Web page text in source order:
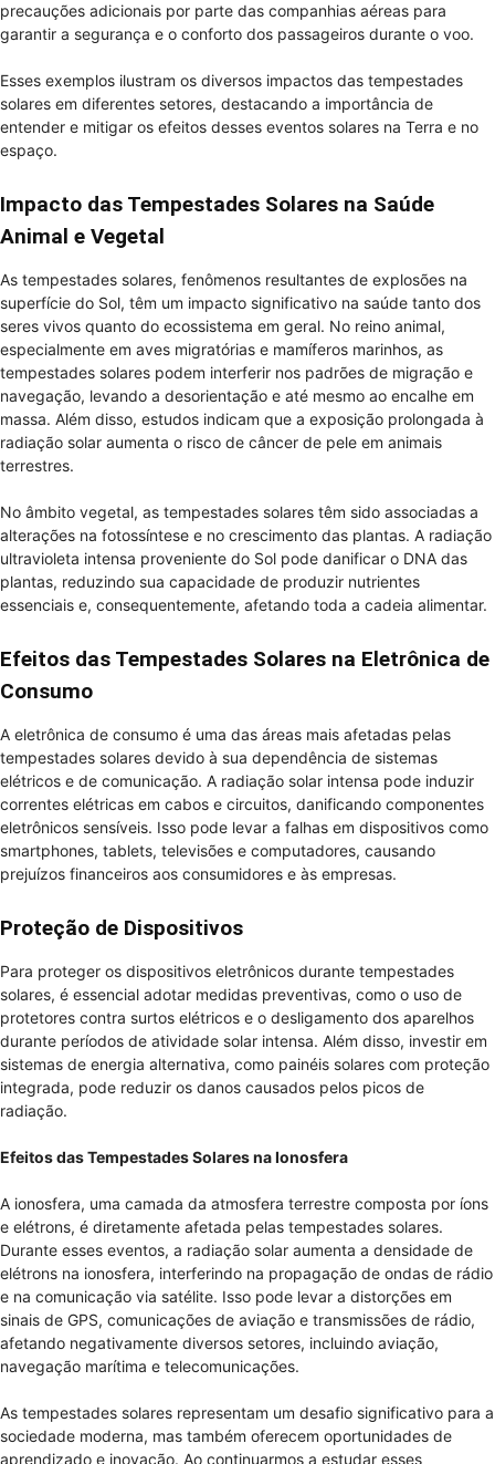
precauções adicionais por parte das companhias aéreas para
garantir a segurança e o conforto dos passageiros durante o voo.
Esses exemplos ilustram os diversos impactos das tempestades
solares em diferentes setores, destacando a importância de
entender e mitigar os efeitos desses eventos solares na Terra e no
espaço.
Impacto das Tempestades Solares na Saúde
Animal e Vegetal
As tempestades solares, fenômenos resultantes de explosões na
superfície do Sol, têm um impacto significativo na saúde tanto dos
seres vivos quanto do ecossistema em geral. No reino animal,
especialmente em aves migratórias e mamíferos marinhos, as
tempestades solares podem interferir nos padrões de migração e
navegação, levando a desorientação e até mesmo ao encalhe em
massa. Além disso, estudos indicam que a exposição prolongada à
radiação solar aumenta o risco de câncer de pele em animais
terrestres.
No âmbito vegetal, as tempestades solares têm sido associadas a
alterações na fotossíntese e no crescimento das plantas. A radiação
ultravioleta intensa proveniente do Sol pode danificar o DNA das
plantas, reduzindo sua capacidade de produzir nutrientes
essenciais e, consequentemente, afetando toda a cadeia alimentar.
Efeitos das Tempestades Solares na Eletrônica de
Consumo
A eletrônica de consumo é uma das áreas mais afetadas pelas
tempestades solares devido à sua dependência de sistemas
elétricos e de comunicação. A radiação solar intensa pode induzir
correntes elétricas em cabos e circuitos, danificando componentes
eletrônicos sensíveis. Isso pode levar a falhas em dispositivos como
smartphones, tablets, televisões e computadores, causando
prejuízos financeiros aos consumidores e às empresas.
Proteção de Dispositivos
Para proteger os dispositivos eletrônicos durante tempestades
solares, é essencial adotar medidas preventivas, como o uso de
protetores contra surtos elétricos e o desligamento dos aparelhos
durante períodos de atividade solar intensa. Além disso, investir em
sistemas de energia alternativa, como painéis solares com proteção
integrada, pode reduzir os danos causados ​​pelos picos de
radiação.
Efeitos das Tempestades Solares na Ionosfera
A ionosfera, uma camada da atmosfera terrestre composta por íons
e elétrons, é diretamente afetada pelas tempestades solares.
Durante esses eventos, a radiação solar aumenta a densidade de
elétrons na ionosfera, interferindo na propagação de ondas de rádio
e na comunicação via satélite. Isso pode levar a distorções em
sinais de GPS, comunicações de aviação e transmissões de rádio,
afetando negativamente diversos setores, incluindo aviação,
navegação marítima e telecomunicações.
As tempestades solares representam um desafio significativo para a
sociedade moderna, mas também oferecem oportunidades de
aprendizado e inovação. Ao continuarmos a estudar esses